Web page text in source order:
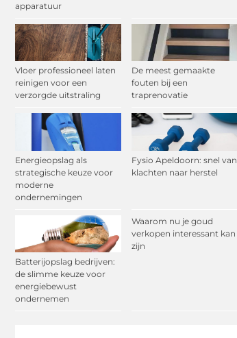
apparatuur
Vloer professioneel laten
reinigen voor een
verzorgde uitstraling
De meest gemaakte
fouten bij een
traprenovatie
Energieopslag als
strategische keuze voor
moderne
ondernemingen
Fysio Apeldoorn: snel van
klachten naar herstel
Batterijopslag bedrijven:
de slimme keuze voor
energiebewust
ondernemen
Waarom nu je goud
verkopen interessant kan
zijn